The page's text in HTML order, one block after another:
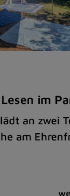
im
an zwei
am